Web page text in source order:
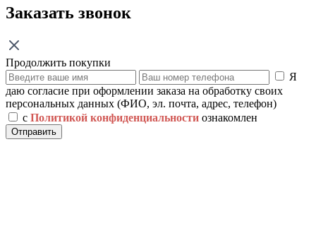
Заказать звонок
Продолжить покупки
Я
даю согласие при оформлении заказа на обработку своих
персональных данных (ФИО, эл. почта, адрес, телефон)
с Политикой конфиденциальности ознакомлен